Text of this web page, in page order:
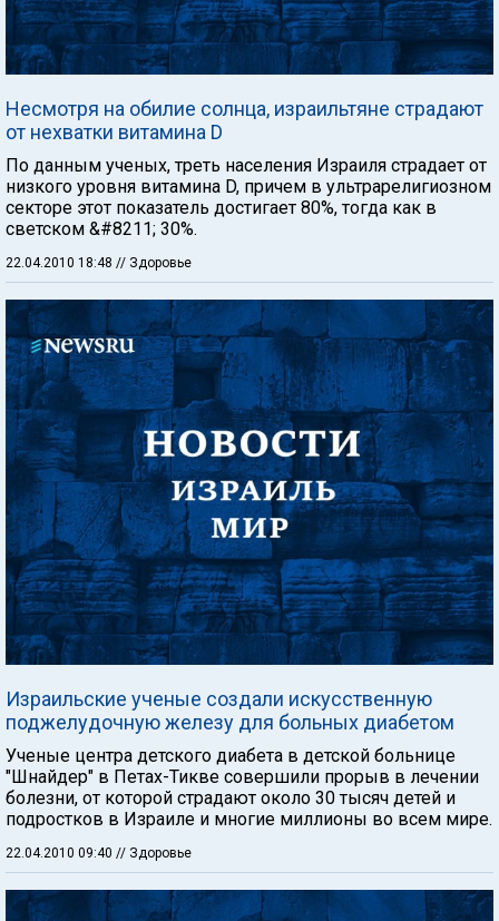
Несмотря на обилие солнца, израильтяне страдают
от нехватки витамина D
По данным ученых, треть населения Израиля страдает от
низкого уровня витамина D, причем в ультрарелигиозном
секторе этот показатель достигает 80%, тогда как в
светском &#8211; 30%.
22.04.2010 18:48 // Здоровье
Израильские ученые создали искусственную
поджелудочную железу для больных диабетом
Ученые центра детского диабета в детской больнице
"Шнайдер" в Петах-Тикве совершили прорыв в лечении
болезни, от которой страдают около 30 тысяч детей и
подростков в Израиле и многие миллионы во всем мире.
22.04.2010 09:40 // Здоровье